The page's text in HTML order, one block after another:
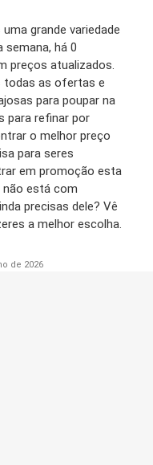
grande variedade
semana, há 0
preços atualizados.
todas as ofertas e
para poupar na
para refinar por
o melhor preço
para seres
em promoção esta
não está com
precisas dele? Vê
a melhor escolha.
de 2026